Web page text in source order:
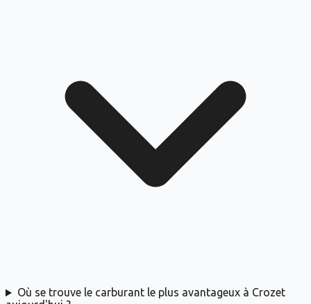
Où se trouve le carburant le plus avantageux à Crozet